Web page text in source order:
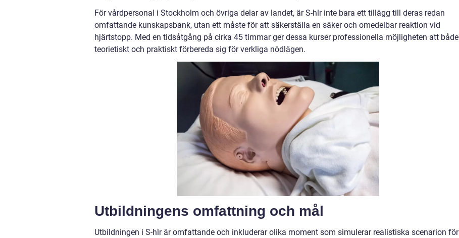
För vårdpersonal i Stockholm och övriga delar av landet, är S-hlr inte bara ett tillägg till deras redan
omfattande kunskapsbank, utan ett måste för att säkerställa en säker och omedelbar reaktion vid
hjärtstopp. Med en tidsåtgång på cirka 45 timmar ger dessa kurser professionella möjligheten att både
teorietiskt och praktiskt förbereda sig för verkliga nödlägen.
Utbildningens omfattning och mål
Utbildningen i S-hlr är omfattande och inkluderar olika moment som simulerar realistiska scenarion för